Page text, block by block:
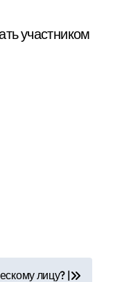
участником
лицу? |